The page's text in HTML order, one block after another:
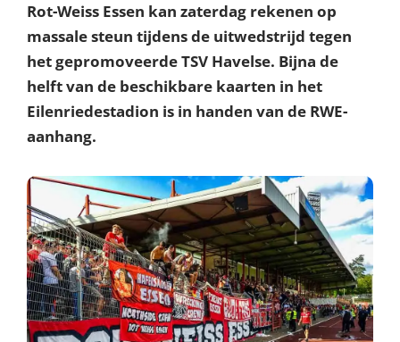
Groundhopverhalen
De fans
Achtergrond
Rot-Weiss Essen kan zaterdag rekenen op
massale steun tijdens de uitwedstrijd tegen
het gepromoveerde TSV Havelse. Bijna de
helft van de beschikbare kaarten in het
Eilenriedestadion is in handen van de RWE-
aanhang.